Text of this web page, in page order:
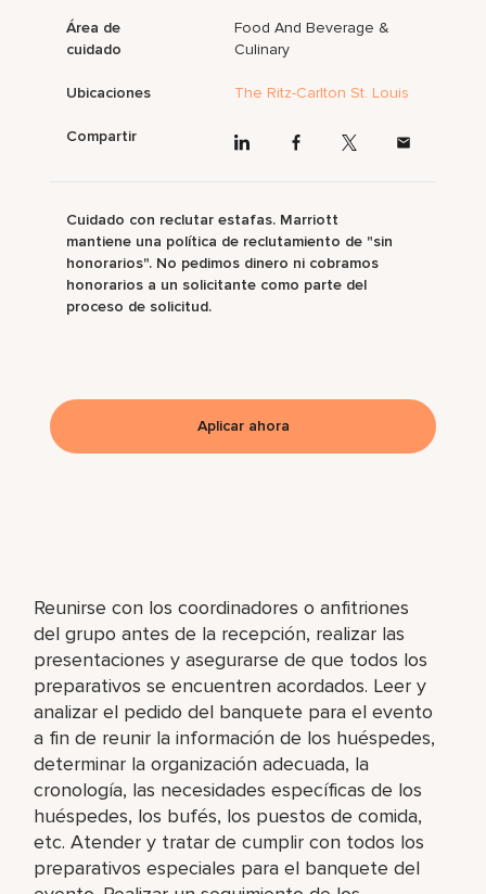
Reunirse con los coordinadores o anfitriones
del grupo antes de la recepción, realizar las
presentaciones y asegurarse de que todos los
preparativos se encuentren acordados. Leer y
analizar el pedido del banquete para el evento
a fin de reunir la información de los huéspedes,
determinar la organización adecuada, la
cronología, las necesidades específicas de los
huéspedes, los bufés, los puestos de comida,
etc. Atender y tratar de cumplir con todos los
preparativos especiales para el banquete del
Área de
cuidado
Food And Beverage &
Culinary
Ubicaciones The Ritz-Carlton St. Louis
Compartir
Cuidado con reclutar estafas. Marriott
mantiene una política de reclutamiento de "sin
honorarios". No pedimos dinero ni cobramos
honorarios a un solicitante como parte del
proceso de solicitud.
Aplicar ahora